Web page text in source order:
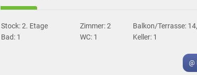
Stock: 2. Etage Zimmer: 2 Balkon/Terrasse:
Bad: 1 WC: 1 Keller: 1
@